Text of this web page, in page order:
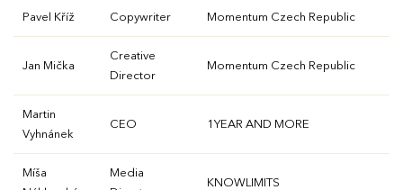
Pavel Kříž Copywriter Momentum Czech Republic
Jan Mička
Creative
Director
Momentum Czech Republic
Martin
Vyhnánek
CEO 1YEAR AND MORE
Míša
Media
KNOWLIMITS